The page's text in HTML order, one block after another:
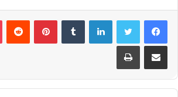
فيسبوكتويتر لينكدإن بينتيريست
مشاركة عبر البريد طباعة